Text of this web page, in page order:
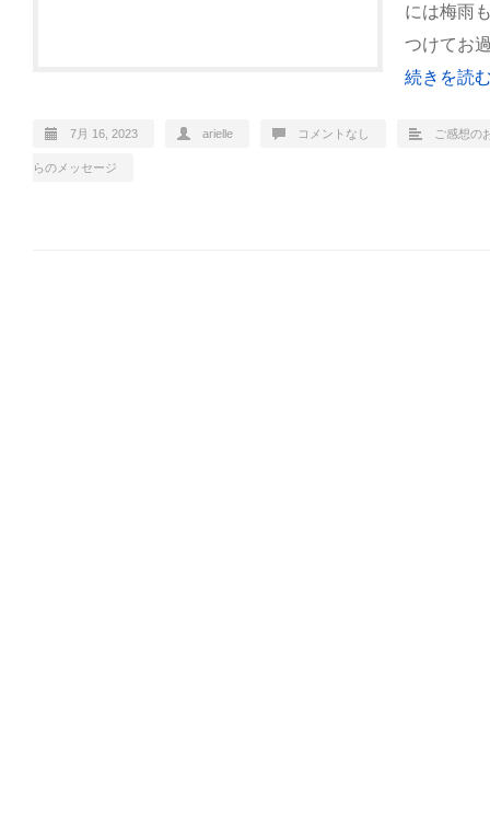
には梅雨
つけてお
続きを読
7月 16, 2023 arielle コメントなし ご感想の
らのメッセージ